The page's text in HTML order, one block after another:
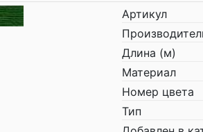
Артикул
Длина (м)
Материал
Номер цвета
Тип